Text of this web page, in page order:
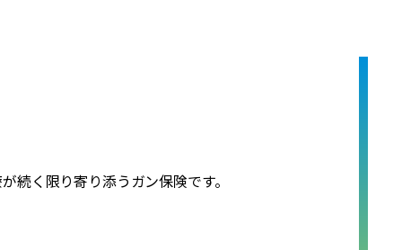
続く限り寄り添うガン保険です。